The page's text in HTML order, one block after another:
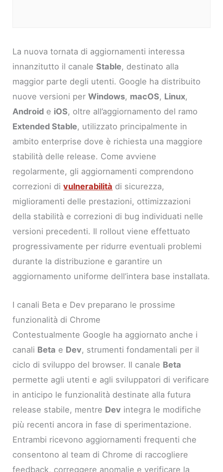
La nuova tornata di aggiornamenti interessa
innanzitutto il canaleStable, destinato alla
maggior parte degli utenti. Google ha distribuito
nuove versioni perWindows, macOS, Linux,
Android e iOS, oltre all’aggiornamento del ramo
Extended Stable, utilizzato principalmente in
ambito enterprise dove è richiesta una maggiore
stabilità delle release. Come avviene
regolarmente, gli aggiornamenti comprendono
correzioni divulnerabilità di sicurezza,
miglioramenti delle prestazioni, ottimizzazioni
della stabilità e correzioni di bug individuati nelle
versioni precedenti. Il rollout viene effettuato
progressivamente per ridurre eventuali problemi
durante la distribuzione e garantire un
aggiornamento uniforme dell’intera base installata.
I canali Beta e Dev preparano le prossime
funzionalità di Chrome
Contestualmente Google ha aggiornato anche i
canali Beta e Dev, strumenti fondamentali per il
ciclo di sviluppo del browser. Il canale Beta
permette agli utenti e agli sviluppatori di verificare
in anticipo le funzionalità destinate alla futura
release stabile, mentre Dev integra le modifiche
più recenti ancora in fase di sperimentazione.
Entrambi ricevono aggiornamenti frequenti che
consentono al team di Chrome di raccogliere
feedback, correggere anomalie e verificare la